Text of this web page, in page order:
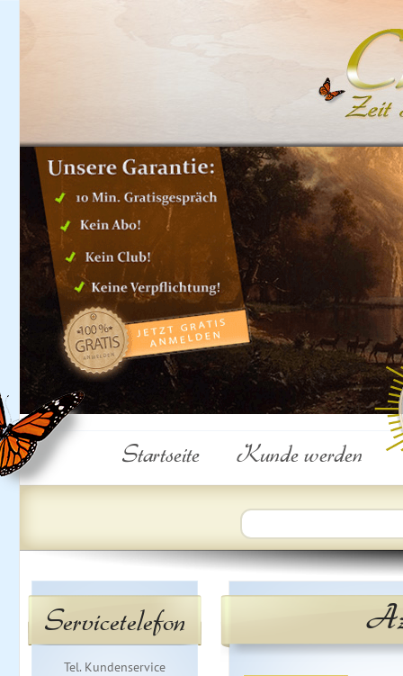
Startseite Kunde werden
Servicetelefon
Tel. Kundenservice